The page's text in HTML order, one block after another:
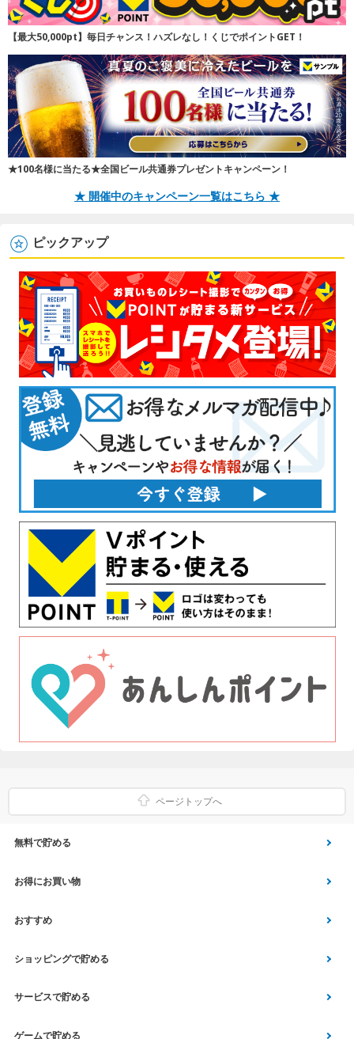
【最大50,000pt】毎日チャンス！ハズレなし！くじでポイントGET！
★100名様に当たる★全国ビール共通券プレゼントキャンペーン！
★ 開催中のキャンペーン一覧はこちら ★
ピックアップ
ページトップへ
無料で貯める
ゲーム
Vアンケート
アプリ利用
クイズ
スクラッチ
お得にお買い物
Yahoo!ショッピング
Vサンプル
エコなお買い物
Vモニター
おすすめ
Vくじ
チラシ
aruku&
ショッピングで貯める
Yahoo! JAPANサービス
総合・デパート・TV通販
サービスで貯める
マネー･銀行･保険
ゲームで貯める